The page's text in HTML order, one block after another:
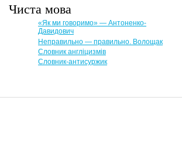
Чиста мова
«Як ми говоримо» — Антоненко-
Давидович
Неправильно — правильно. Волощак
Словник англіцизмів
Словник-антисуржик